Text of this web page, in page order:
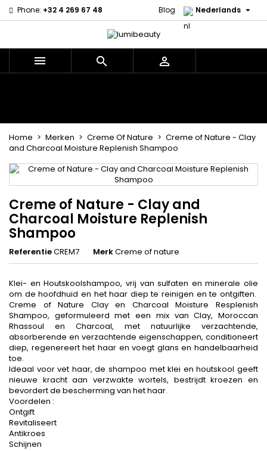
Phone: +32 4 269 67 48 Nederlands 
Blog
  
Home Merken Creme Of Nature
Creme of Nature - Clay
and Charcoal Moisture Replenish Shampoo
Creme of Nature - Clay and
Charcoal Moisture Replenish
Shampoo
ReferentieCREM7 MerkCreme of nature
Klei- en Houtskoolshampoo, vrij van sulfaten en minerale olie
om de hoofdhuid en het haar diep te reinigen en te ontgiften.
Creme of Nature Clay en Charcoal Moisture Resplenish
Shampoo, geformuleerd met een mix van Clay, Moroccan
Rhassoul en Charcoal, met natuurlijke verzachtende,
absorberende en verzachtende eigenschappen, conditioneert
diep, regenereert het haar en voegt glans en handelbaarheid
toe.
Ideaal voor vet haar, de shampoo met klei en houtskool geeft
nieuwe kracht aan verzwakte wortels, bestrijdt kroezen en
bevordert de bescherming van het haar.
Voordelen :
Ontgift
Revitaliseert
Antikroes
Schijnen